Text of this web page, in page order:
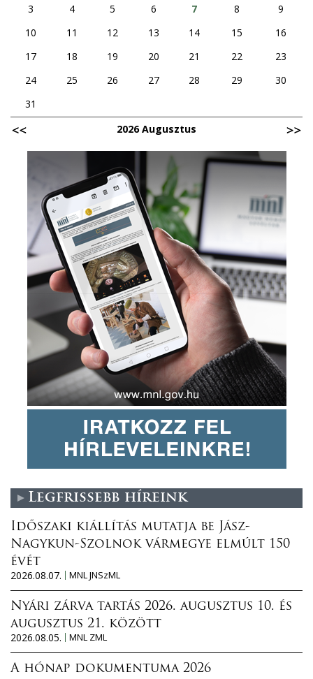
3 4 5 6 7 8
9
10
11 12 13 14 15
16
17
18 19 20 21 22
23
24
25 26 27 28 29
30
31
2026 Augusztus
Legfrissebb híreink
Időszaki kiállítás mutatja be Jász-
Nagykun-Szolnok vármegye elmúlt 150
évét
2026.08.07.
MNL JNSzML
Nyári zárva tartás 2026. augusztus 10. és
augusztus 21. között
2026.08.05.
MNL ZML
A hónap dokumentuma 2026